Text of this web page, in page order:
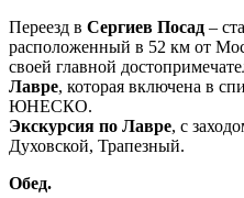
Переезд в Сергиев Посад –
расположенный в 52 км от
своей главной
Лавре, которая включена в
ЮНЕСКО.
Экскурсия по Лавре, с
Духовской, Трапезный.
Обед.